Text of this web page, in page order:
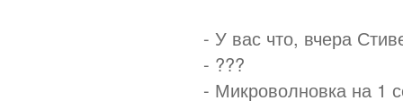
- У вас что, вчера
- ???
- Микроволновка на 1